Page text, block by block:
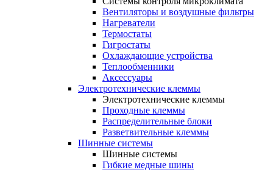
Вентиляторы и воздушные фильтры
Нагреватели
Термостаты
Гигростаты
Охлаждающие устройства
Теплообменники
Аксессуары
Электротехнические клеммы
Электротехнические клеммы
Проходные клеммы
Распределительные блоки
Разветвительные клеммы
Шинные системы
Шинные системы
Гибкие медные шины